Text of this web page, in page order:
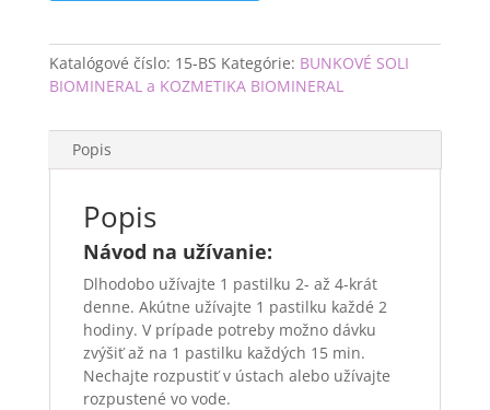
Katalógové číslo: 15-BS Kategórie: BUNKOVÉ SOLI
BIOMINERAL a KOZMETIKA BIOMINERAL
Popis
Popis
Návod na užívanie:
Dlhodobo užívajte 1 pastilku 2- až 4-krát
denne. Akútne užívajte 1 pastilku každé 2
hodiny. V prípade potreby možno dávku
zvýšiť až na 1 pastilku každých 15 min.
Nechajte roz­pustiť v ústach alebo užívajte
rozpustené vo vode.